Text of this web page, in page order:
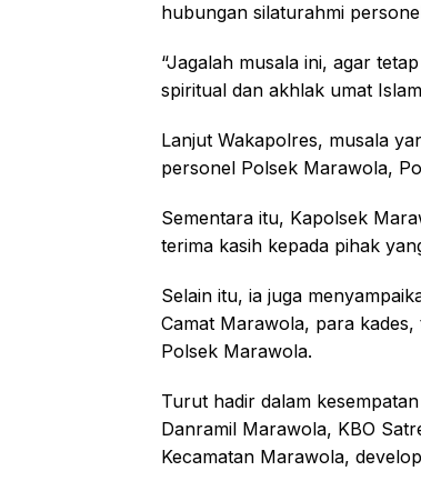
hubungan silaturahmi
“Jagalah musala ini, agar
spiritual dan akhlak umat
Lanjut Wakapolres, musala
personel Polsek Marawola,
Sementara itu, Kapolsek
terima kasih kepada pihak
Selain itu, ia juga
Camat Marawola, para
Polsek Marawola.
Turut hadir dalam
Danramil Marawola, KBO
Kecamatan Marawola,